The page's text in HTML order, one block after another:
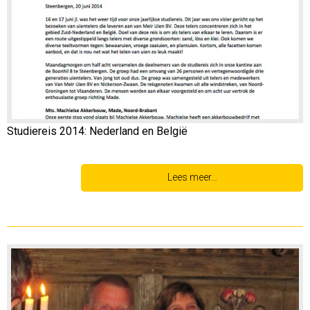
Studiereis 2014: Nederland en België
Lees meer…